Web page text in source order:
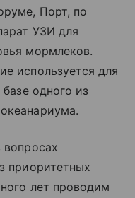
Порт, по
УЗИ для
мормлеков.
используется для
одного из
приоритетных
лет проводим